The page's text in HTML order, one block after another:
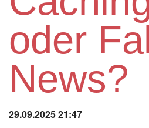
oder
News?
29.09.2025 21:47